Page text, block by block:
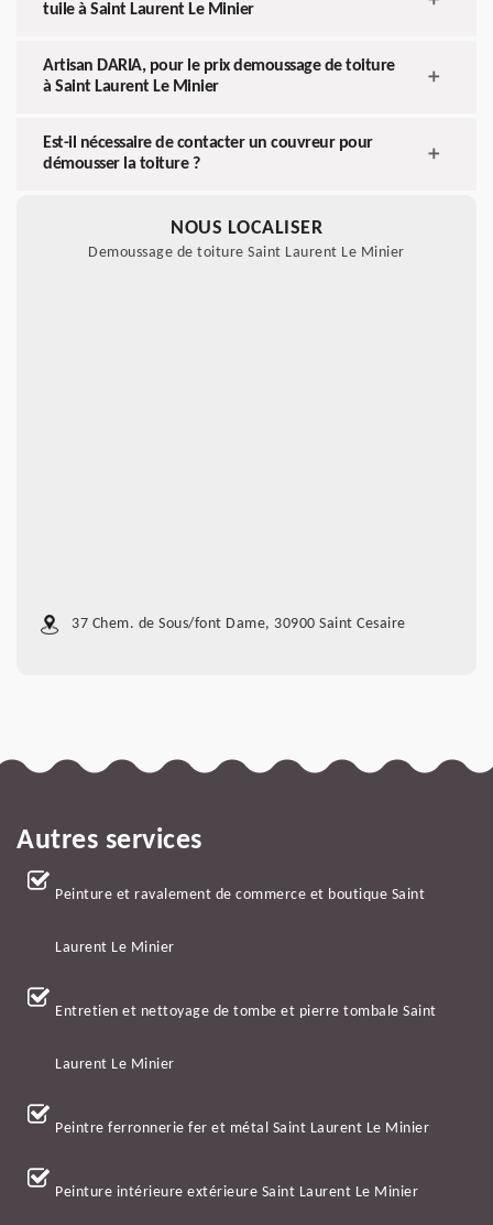
tuile à Saint Laurent Le Minier
Artisan DARIA, pour le prix demoussage de toiture
à Saint Laurent Le Minier
Est-il nécessaire de contacter un couvreur pour
démousser la toiture ?
NOUS LOCALISER
Demoussage de toiture Saint Laurent Le Minier
37 Chem. de Sous/font Dame, 30900 Saint Cesaire
Autres services
Peinture et ravalement de commerce et boutique Saint
Laurent Le Minier
Entretien et nettoyage de tombe et pierre tombale Saint
Laurent Le Minier
Peintre ferronnerie fer et métal Saint Laurent Le Minier
Peinture intérieure extérieure Saint Laurent Le Minier